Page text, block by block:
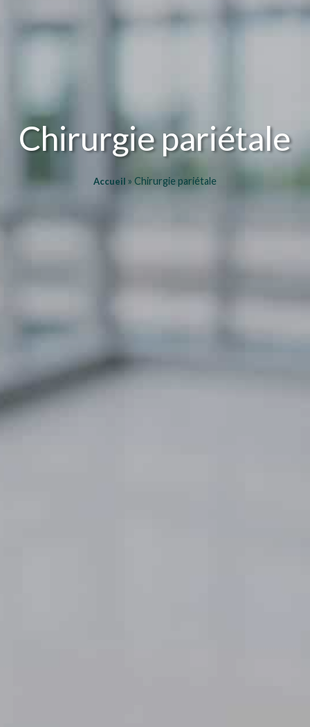
Chirurgie pariétale
Accueil » Chirurgie pariétale